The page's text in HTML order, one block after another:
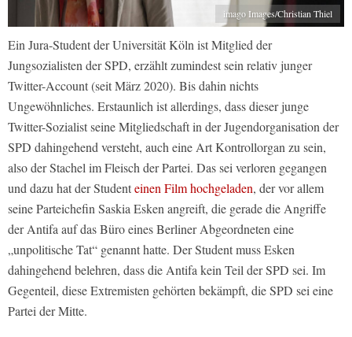
imago Images/Christian Thiel
Ein Jura-Student der Universität Köln ist Mitglied der
Jungsozialisten der SPD, erzählt zumindest sein relativ junger
Twitter-Account (seit März 2020). Bis dahin nichts
Ungewöhnliches. Erstaunlich ist allerdings, dass dieser junge
Twitter-Sozialist seine Mitgliedschaft in der Jugendorganisation der
SPD dahingehend versteht, auch eine Art Kontrollorgan zu sein,
also der Stachel im Fleisch der Partei. Das sei verloren gegangen
und dazu hat der Studenteinen Film hochgeladen, der vor allem
seine Parteichefin Saskia Esken angreift, die gerade die Angriffe
der Antifa auf das Büro eines Berliner Abgeordneten eine
„unpolitische Tat“ genannt hatte. Der Student muss Esken
dahingehend belehren, dass die Antifa kein Teil der SPD sei. Im
Gegenteil, diese Extremisten gehörten bekämpft, die SPD sei eine
Partei der Mitte.